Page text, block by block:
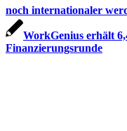
noch internationaler
WorkGenius erhält
Finanzierungsrunde